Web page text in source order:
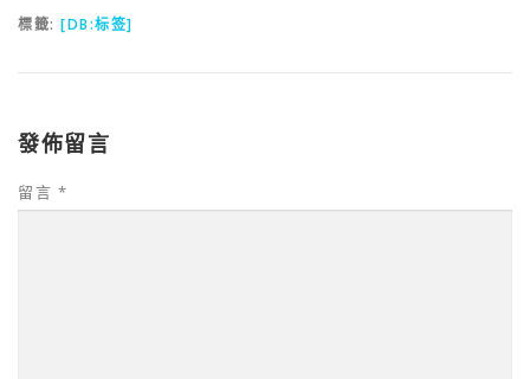
標籤: [DB:标签]
發佈留言
留言 *